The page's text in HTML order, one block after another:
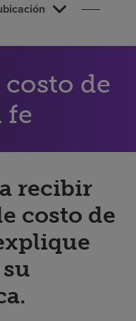
de
fe
recibir
costo de